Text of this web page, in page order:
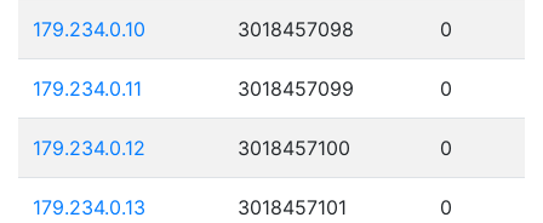
179.234.0.10 3018457098 0
179.234.0.11 3018457099 0
179.234.0.12 3018457100 0
179.234.0.13 3018457101 0